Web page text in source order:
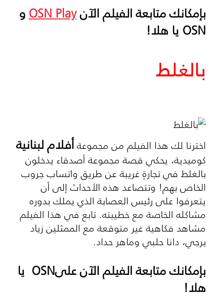
بإمكانك متابعة الفيلم الآنOSN Playو
OSNيا هلا!
بالغلط
اخترنا لك هذا الفيلم من مجموعةأفلام لبنانية
كوميدية، يحكي قصة مجموعة أصدقاء يدخلون
بالغلط في تجارةٍ غريبة عن طريق واتساب جروب
الخاص بهم! وتتصاعد هذه الأحداث إلى أن
يتعرفوا على رئيس العصابة الذي يملك بدوره
مشاكله الخاصة مع خطيبته. تابع في هذا الفيلم
مشاهد فكاهية غير متوقعة مع الممثلين زياد
برجي، دانا حلبي وماهر حداد.
بإمكانك متابعة الفيلم الآن علىOSN يا
هلا!